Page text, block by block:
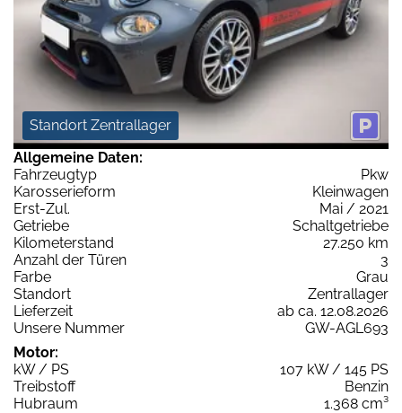
Standort Zentrallager
Allgemeine Daten:
Fahrzeugtyp
Pkw
Karosserieform
Kleinwagen
Erst-Zul.
Mai / 2021
Getriebe
Schaltgetriebe
Kilometerstand
27.250 km
Anzahl der Türen
3
Farbe
Grau
Standort
Zentrallager
Lieferzeit
ab ca. 12.08.2026
Unsere Nummer
GW-AGL693
Motor:
kW / PS
107 kW / 145 PS
Treibstoff
Benzin
Hubraum
1.368 cm³